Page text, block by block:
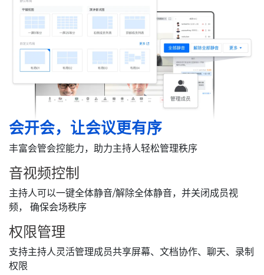
会开会，让会议更有序
丰富会管会控能力，助力主持人轻松管理秩序
音视频控制
主持人可以一键全体静音/解除全体静音，并关闭成员视
频， 确保会场秩序
权限管理
支持主持人灵活管理成员共享屏幕、文档协作、聊天、录制
权限